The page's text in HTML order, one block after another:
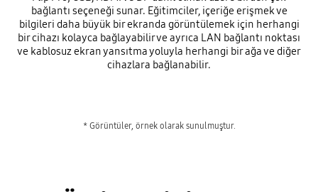
bağlantı seçeneği sunar. Eğitimciler, içeriğe erişmek ve
bilgileri daha büyük bir ekranda görüntülemek için herhangi
bir cihazı kolayca bağlayabilir ve ayrıca LAN bağlantı noktası
ve kablosuz ekran yansıtma yoluyla herhangi bir ağa ve diğer
cihazlara bağlanabilir.
* Görüntüler, örnek olarak sunulmuştur.